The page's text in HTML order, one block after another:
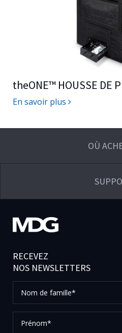
theONE™ HOUSSE DE
En savoir plus
OÙ
RECEVEZ
NOS NEWSLETTERS
de
famille*